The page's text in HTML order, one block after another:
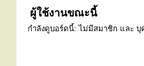
ผู้ใช้งานขณะนี้
กำลังดูบอร์ดนี้: ไม่มีสมาชิก และ